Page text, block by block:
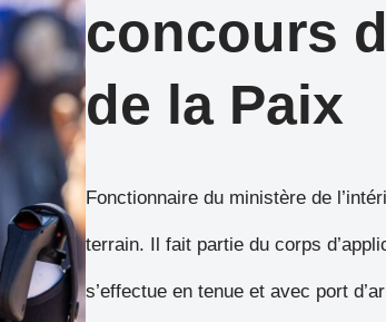
concours
de la Paix
Fonctionnaire du ministère de
terrain. Il fait partie du corps
s’effectue en tenue et avec port